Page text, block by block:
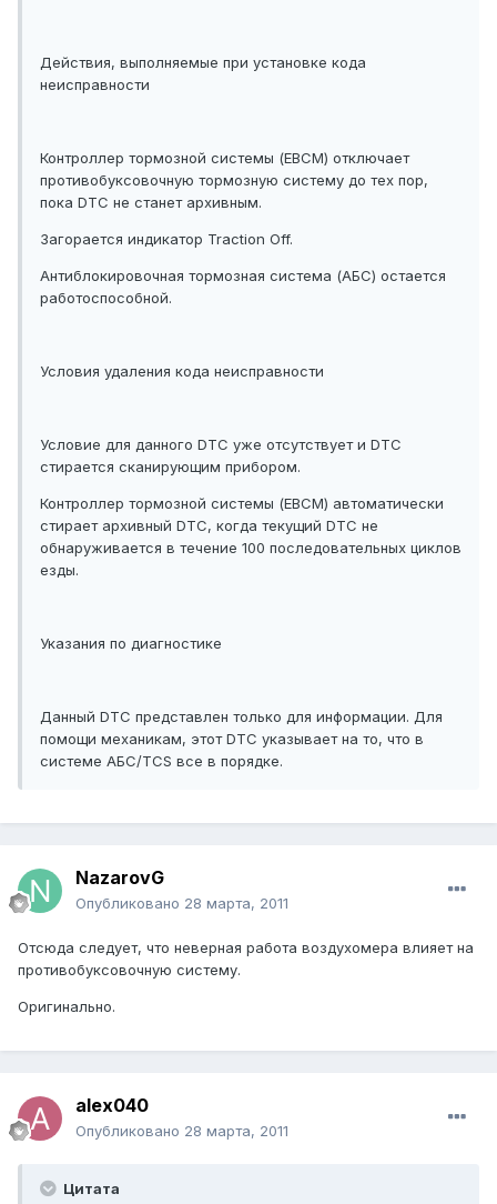
Действия, выполняемые при установке кода
неисправности
Контроллер тормозной системы (EBCM) отключает
противобуксовочную тормозную систему до тех пор,
пока DTC не станет архивным.
Загорается индикатор Traction Off.
Антиблокировочная тормозная система (АБС) остается
работоспособной.
Условия удаления кода неисправности
Условие для данного DTC уже отсутствует и DTC
стирается сканирующим прибором.
Контроллер тормозной системы (EBCM) автоматически
стирает архивный DTC, когда текущий DTC не
обнаруживается в течение 100 последовательных циклов
езды.
Указания по диагностике
Данный DTC представлен только для информации. Для
помощи механикам, этот DTC указывает на то, что в
системе АБС/TCS все в порядке.
NazarovG
Опубликовано 28 марта, 2011
Отсюда следует, что неверная работа воздухомера влияет на
противобуксовочную систему.
Оригинально.
alex040
Опубликовано 28 марта, 2011
Цитата